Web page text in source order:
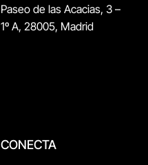
Paseo de las Acacias, 3 –
1º A, 28005, Madrid
CONECTA